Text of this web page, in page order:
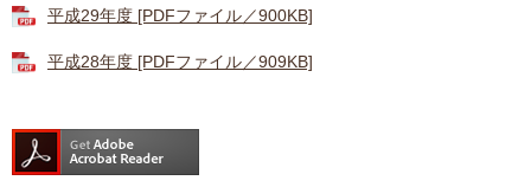
平成29年度 [PDFファイル／900KB]
平成28年度 [PDFファイル／909KB]